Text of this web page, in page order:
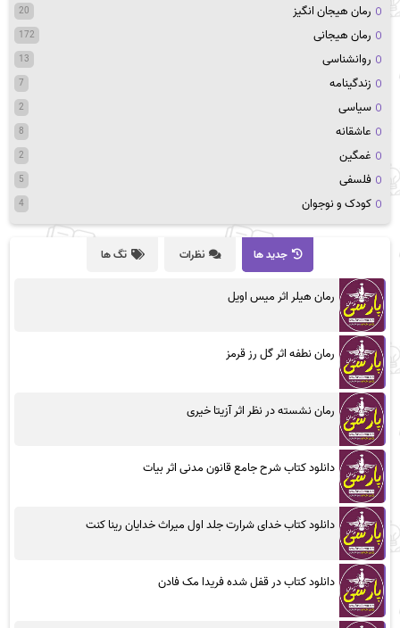
رمان هیجان انگیز 20
رمان هیجانی 172
روانشناسی 13
زندگینامه 7
سیاسی 2
عاشقانه 8
غمگین 2
فلسفی 5
کودک و نوجوان 4
جدید ها نظرات تگ ها
رمان هیلر اثر میس اویل
رمان نطفه اثر گل رز قرمز
رمان نشسته در نظر اثر آزیتا خیری
دانلود کتاب شرح جامع قانون مدنی اثر بیات
دانلود کتاب خدای شرارت جلد اول میراث خدایان رینا کنت
دانلود کتاب در قفل شده فریدا مک فادن